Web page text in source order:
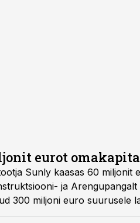
eurot
Sunly kaasas 60 miljonit
ja Arengupangalt
300 miljoni euro suurusele